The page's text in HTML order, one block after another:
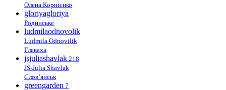
Олена Корнієнко
gloriyagloriya
Родинське
ludmilaodnovolik
Ludmila Odnovilik
Глеваха
jsjuliashavlak 218
JS-Julia Shavlak
Слов’янськ
greengarden 7